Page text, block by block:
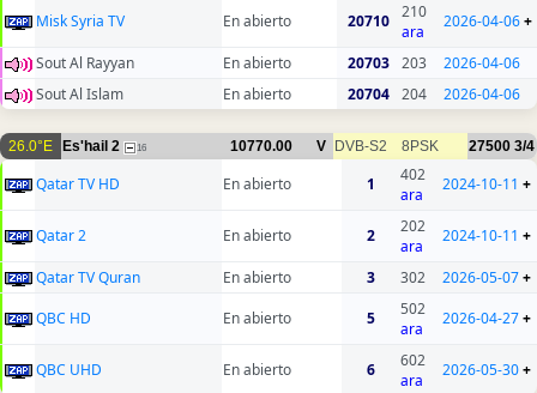
Misk Syria TV En abierto 20710 210
ara
2026-04-06+
Sout Al Rayyan En abierto 20703 203
2026-04-06
Sout Al Islam
En abierto 20704 204 2026-04-06
26.0°E Es'hail 2 16 10770.00 V DVB-S2 8PSK 27500 3/4
Qatar TV HD En abierto 1
402
ara
2024-10-11 +
Qatar 2 En abierto 2
202
ara
2024-10-11 +
Qatar TV Quran En abierto 3 302 2026-05-07+
QBC HD
En abierto 5
502
ara
2026-04-27+
QBC UHD En abierto 6
602
ara
2026-05-30+